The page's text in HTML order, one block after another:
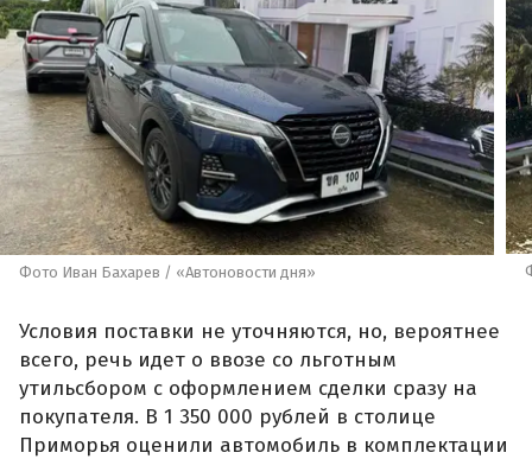
Фото Иван Бахарев / «Автоновости дня»
Условия поставки не уточняются, но, вероятнее
всего, речь идет о ввозе со льготным
утильсбором с оформлением сделки сразу на
покупателя. В 1 350 000 рублей в столице
Приморья оценили автомобиль в комплектации